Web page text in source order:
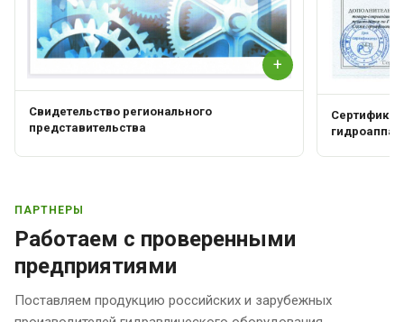
+
Свидетельство регионального
представительства
Сертификат
ПАРТНЕРЫ
Работаем с проверенными
предприятиями
Поставляем продукцию российских и зарубежных